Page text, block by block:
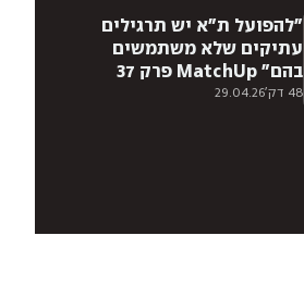
48 דק' 29.04.26
"להפועל ת"א יש תרגילים
עתיקים שלא משתמשים
בהם" MatchUp פרק 37